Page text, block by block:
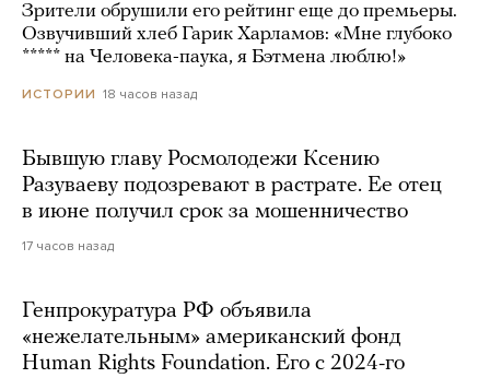
Зрители обрушили его рейтинг еще до премьеры.
Озвучивший хлеб Гарик Харламов: «Мне глубоко
***** на Человека-паука, я Бэтмена люблю!»
ИСТОРИИ 18 часов назад
Бывшую главу Росмолодежи Ксению
Разуваеву подозревают в растрате. Ее отец
в июне получил срок за мошенничество
17 часов назад
Генпрокуратура РФ объявила
«нежелательным» американский фонд
Human Rights Foundation. Его с 2024-го